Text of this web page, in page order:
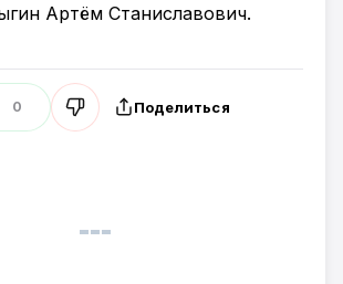
Артём Станиславович.
0 Поделиться